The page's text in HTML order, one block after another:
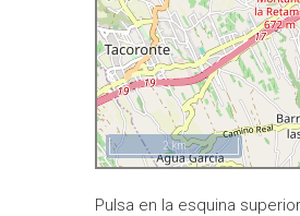
2 km
Pulsa en la esquina